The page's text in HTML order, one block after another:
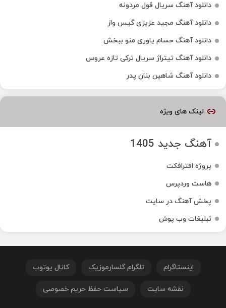
دانلود آهنگ سریال قول مردونه
دانلود آهنگ مجید عزیزی گیس واز
دانلود آهنگ حسام یاوری منو ببخش
دانلود آهنگ تیتراژ سریال ترکی تازه عروس
دانلود آهنگ شاهین بنان پدر
لینک های ویژه
آهنگ جدید 1405
پروژه افترافکت
هاست وردپرس
پخش آهنگ در سایت
تبلیغات وب پوش
اینستاگرام تلگرام گلسارموزیک کانال یوتوب
نقشه سایت سیاست حفظ حریم خصوصی